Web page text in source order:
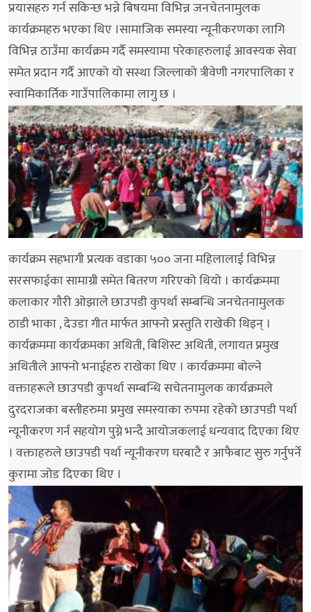
प्रयासहरु गर्न सकिन्छ भन्ने बिषयमा विभिन्न जनचेतनामुलक
कार्यक्रमहरु भएका थिए ।सामाजिक समस्या न्यूनीकरणका लागि
विभिन्न ठाउँमा कार्यक्रम गर्दै समस्यामा परेकाहरुलाई आवस्यक सेवा
समेत प्रदान गर्दै आएको यो सस्था जिल्लाको त्रीवेणी नगरपालिका र
स्वामिकार्तिक गाउँपालिकामा लागु छ ।
कार्यक्रम सहभागी प्रत्यक वडाका ५०० जना महिलालाई विभिन्न
सरसफाईका सामाग्री समेत बितरण गरिएको थियो । कार्यक्रममा
कलाकार गौरी ओझाले छाउपडी कुपर्था सम्बन्धि जनचेतनामुलक
ठाडी भाका , देउडा गीत मार्फत आफ्नो प्रस्तुति राखेकी थिइन् ।
कार्यक्रममा कार्यक्रमका अथिती, बिशिस्ट अथिती, लगायत प्रमुख
अथितीले आफ्नो भनाईहरु राखेका थिए । कार्यक्रममा बोल्ने
वक्ताहरूले छाउपडी कुपर्था सम्बन्धि सचेतनामुलक कार्यक्रमले
दुरदराजका बस्तीहरुमा प्रमुख समस्याका रुपमा रहेको छाउपडी पर्था
न्यूनीकरण गर्न सहयोग पुग्ने भन्दै आयोजकलाई धन्यवाद दिएका थिए
। वक्ताहरुले छाउपडी पर्था न्यूनीकरण घरबाटै र आफैबाट सुरु गर्नुपर्ने
कुरामा जोड दिएका थिए ।